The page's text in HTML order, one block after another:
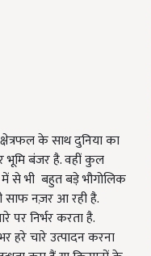
के साथ दुनिया का
भूमि बंजर है. वहीं कुल
में से भी बहुत बड़े भौगोलिक
साफ नज़र आ रही है.
निर्भर करता है.
चारे उत्पादन करना